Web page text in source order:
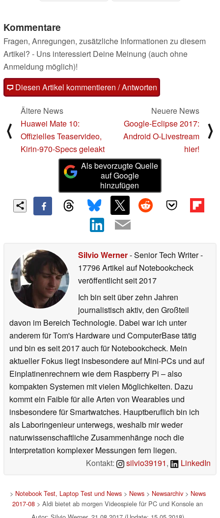
Kommentare
Fragen, Anregungen, zusätzliche Informationen zu diesem
Artikel? - Uns interessiert Deine Meinung (auch ohne
Anmeldung möglich)!
Diesen Artikel kommentieren / Antworten
⟨
Ältere News
Huawei Mate 10:
Offizielles Teaservideo,
Kirin-970-Specs geleakt
Neuere News
Google-Eclipse 2017:
Android O-Livestream
hier!
⟩
Als bevorzugte Quelle
auf Google
hinzufügen
Silvio Werner- Senior Tech Writer-
17796 Artikel auf Notebookcheck
veröffentlichtseit 2017
Ich bin seit über zehn Jahren
journalistisch aktiv, den Großteil
davon im Bereich Technologie. Dabei war ich unter
anderem für Tom's Hardware und ComputerBase tätig
und bin es seit 2017 auch für Notebookcheck. Mein
aktueller Fokus liegt insbesondere auf Mini-PCs und auf
Einplatinenrechnern wie dem Raspberry Pi – also
kompakten Systemen mit vielen Möglichkeiten. Dazu
kommt ein Faible für alle Arten von Wearables und
insbesondere für Smartwatches. Hauptberuflich bin ich
als Laboringenieur unterwegs, weshalb mir weder
naturwissenschaftliche Zusammenhänge noch die
Interpretation komplexer Messungen fern liegen.
Kontakt:
silvio39191, LinkedIn
> Notebook Test, Laptop Test und News> News> Newsarchiv> News
2017-08 > Aldi bietet ab morgen Videospiele für PC und Konsole an